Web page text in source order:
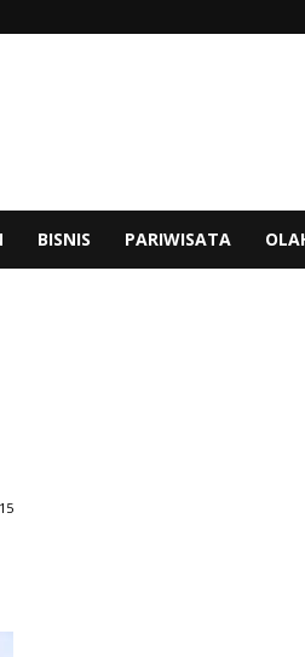
BISNIS PARIWISATA